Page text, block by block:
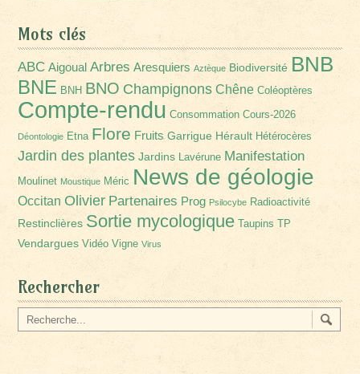
Mots clés
ABC Aigoual Arbres Aresquiers Aztèque Biodiversité BNB
BNE BNH BNO Champignons Chêne Coléoptères
Compte-rendu Consommation Cours-2026
Déontologie Etna Flore Fruits Garrigue Hérault Hétérocères
Jardin des plantes Jardins Lavérune Manifestation
Moulinet Moustique Méric News de géologie
Occitan Olivier Partenaires Prog Psilocybe Radioactivité
Restinclières Sortie mycologique Taupins TP
Vendargues Vidéo Vigne Virus
Rechercher